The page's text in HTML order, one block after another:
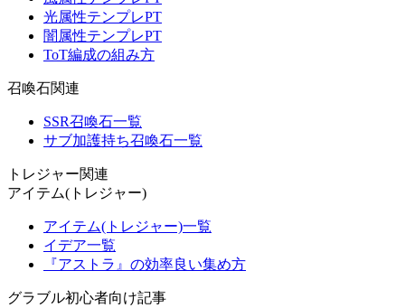
光属性テンプレPT
闇属性テンプレPT
ToT編成の組み方
召喚石関連
SSR召喚石一覧
サブ加護持ち召喚石一覧
トレジャー関連
アイテム(トレジャー)
アイテム(トレジャー)一覧
イデア一覧
『アストラ』の効率良い集め方
グラブル初心者向け記事